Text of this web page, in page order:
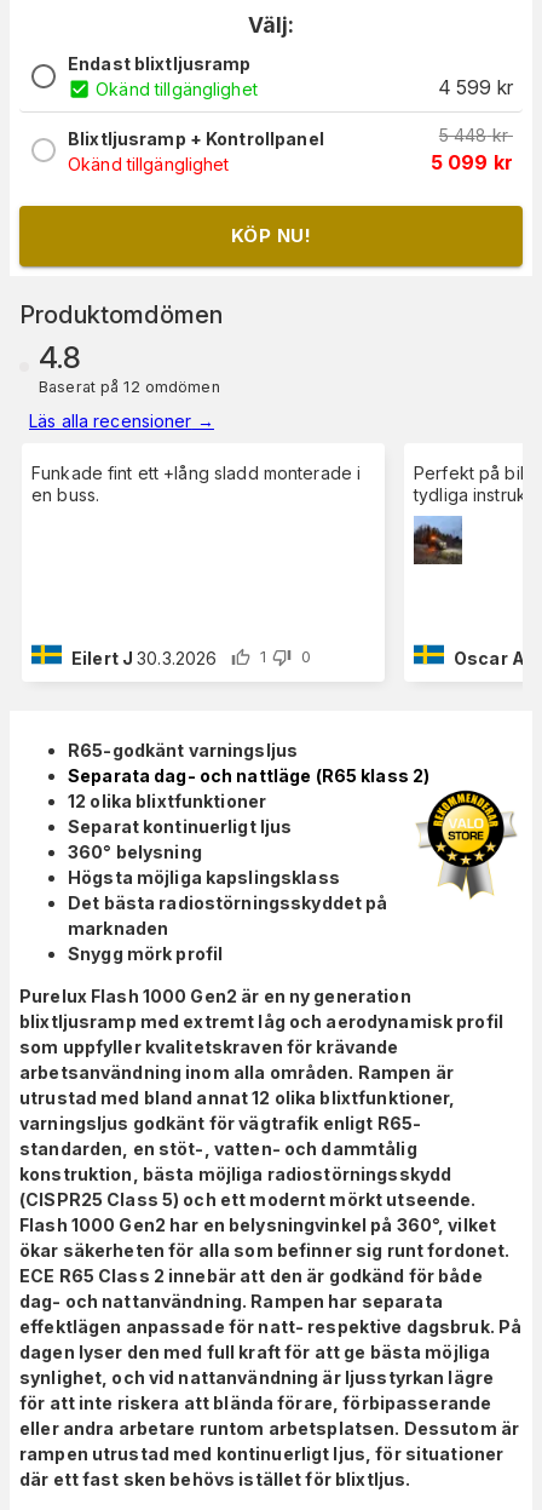
Välj:
Endast blixtljusramp
Okänd tillgänglighet
4 599 kr
Blixtljusramp + Kontrollpanel
Okänd tillgänglighet
5 448 kr
5 099 kr
KÖP NU!
Produktomdömen
4.8
Baserat på 12 omdömen
Läs alla recensioner →
Funkade fint ett +lång sladd monterade i
en buss.
Eilert J 30.3.2026 1 0
Perfekt på
tydliga
Oscar A
R65-godkänt varningsljus
Separata dag- och nattläge (R65 klass 2)
12 olika blixtfunktioner
Separat kontinuerligt ljus
360° belysning
Högsta möjliga kapslingsklass
Det bästa radiostörningsskyddet på
marknaden
Snygg mörk profil
Purelux Flash 1000 Gen2 är en ny generation
blixtljusramp med extremt låg och aerodynamisk profil
som uppfyller kvalitetskraven för krävande
arbetsanvändning inom alla områden. Rampen är
utrustad med bland annat 12 olika blixtfunktioner,
varningsljus godkänt för vägtrafik enligt R65-
standarden, en stöt-, vatten- och dammtålig
konstruktion, bästa möjliga radiostörningsskydd
(CISPR25 Class 5) och ett modernt mörkt utseende.
Flash 1000 Gen2 har en belysningvinkel på 360°, vilket
ökar säkerheten för alla som befinner sig runt fordonet.
ECE R65 Class 2 innebär att den är godkänd för både
dag- och nattanvändning. Rampen har separata
effektlägen anpassade för natt- respektive dagsbruk. På
dagen lyser den med full kraft för att ge bästa möjliga
synlighet, och vid nattanvändning är ljusstyrkan lägre
för att inte riskera att blända förare, förbipasserande
eller andra arbetare runtom arbetsplatsen. Dessutom är
rampen utrustad med kontinuerligt ljus, för situationer
där ett fast sken behövs istället för blixtljus.